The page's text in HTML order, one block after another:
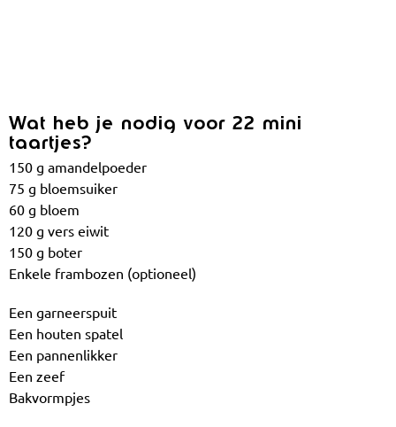
Wat heb je nodig voor 22 mini
taartjes?
150 g amandelpoeder
75 g bloemsuiker
60 g bloem
120 g vers eiwit
150 g boter
Enkele frambozen (optioneel)
Een garneerspuit
Een houten spatel
Een pannenlikker
Een zeef
Bakvormpjes